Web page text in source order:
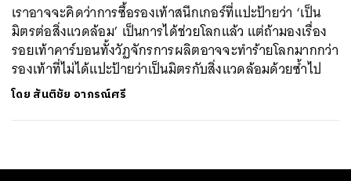
เราอาจจะคิดว่าการซื้อรองเท้าสนีกเกอร์ที่แปะป้ายว่า ‘เป็น
มิตรต่อสิ่งแวดล้อม’ เป็นการได้ช่วยโลกแล้ว แต่ถ้ามองเรื่อง
รอยเท้าคาร์บอนทั้งวัฏจักรการผลิตอาจจะทำร้ายโลกมากกว่า
รองเท้าที่ไม่ได้แปะป้ายว่าเป็นมิตรกับสิ่งแวดล้อมด้วยซ้ำไป
โดย สันติชัย อาภรณ์ศรี